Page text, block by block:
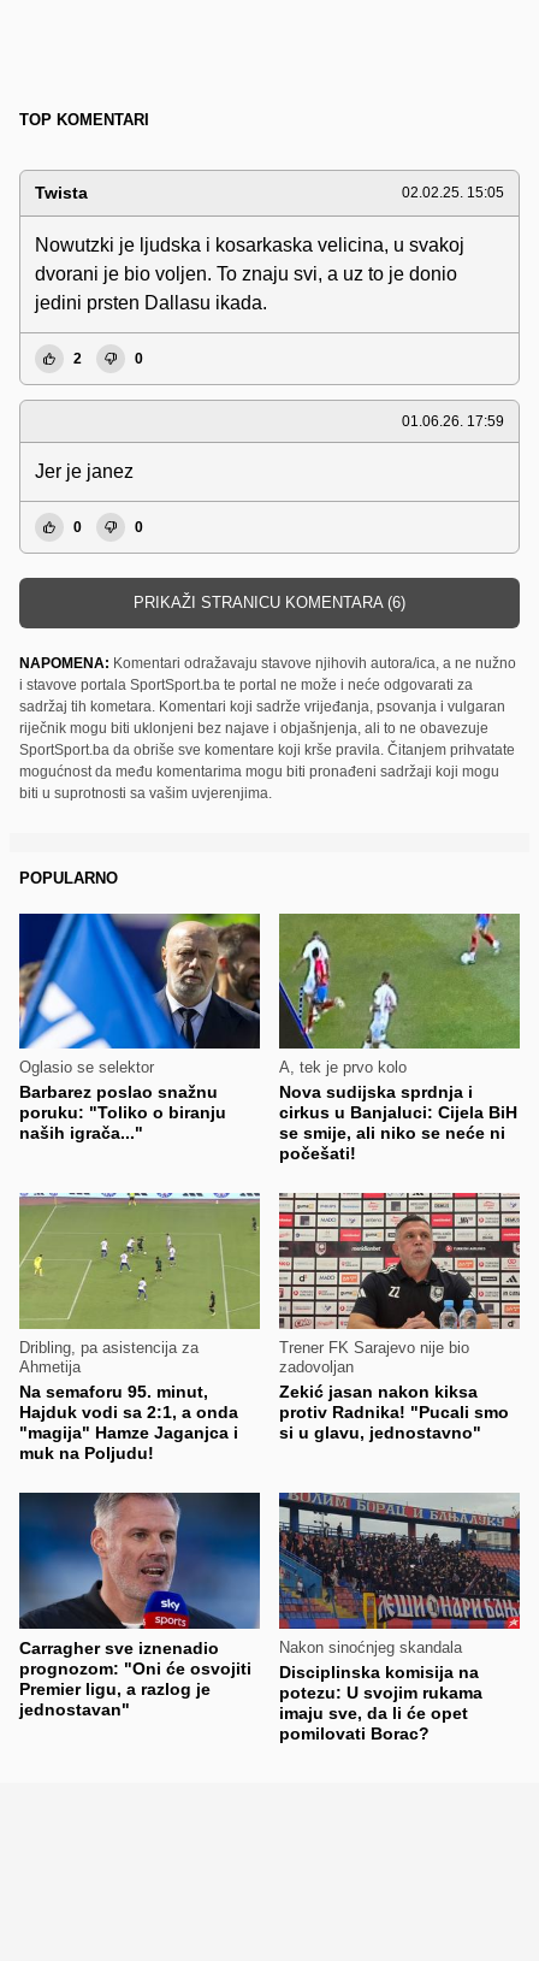
TOP KOMENTARI
Twista 02.02.25. 15:05
Nowutzki je ljudska i kosarkaska velicina, u svakoj
dvorani je bio voljen. To znaju svi, a uz to je donio
jedini prsten Dallasu ikada.
2 0
01.06.26. 17:59
Jer je janez
0 0
PRIKAŽI STRANICU KOMENTARA (6)
NAPOMENA: Komentari odražavaju stavove njihovih autora/ica, a ne nužno
i stavove portala SportSport.ba te portal ne može i neće odgovarati za
sadržaj tih kometara. Komentari koji sadrže vrijeđanja, psovanja i vulgaran
riječnik mogu biti uklonjeni bez najave i objašnjenja, ali to ne obavezuje
SportSport.ba da obriše sve komentare koji krše pravila. Čitanjem prihvatate
mogućnost da među komentarima mogu biti pronađeni sadržaji koji mogu
biti u suprotnosti sa vašim uvjerenjima.
POPULARNO
Oglasio se selektor
Barbarez poslao snažnu
poruku: "Toliko o biranju
naših igrača..."
A, tek je prvo kolo
Nova sudijska sprdnja i
cirkus u Banjaluci: Cijela BiH
se smije, ali niko se neće ni
počešati!
Dribling, pa asistencija za
Ahmetija
Na semaforu 95. minut,
Hajduk vodi sa 2:1, a onda
"magija" Hamze Jaganjca i
muk na Poljudu!
Trener FK Sarajevo nije bio
zadovoljan
Zekić jasan nakon kiksa
protiv Radnika! "Pucali smo
si u glavu, jednostavno"
Carragher sve iznenadio
prognozom: "Oni će osvojiti
Premier ligu, a razlog je
jednostavan"
Nakon sinoćnjeg skandala
Disciplinska komisija na
potezu: U svojim rukama
imaju sve, da li će opet
pomilovati Borac?